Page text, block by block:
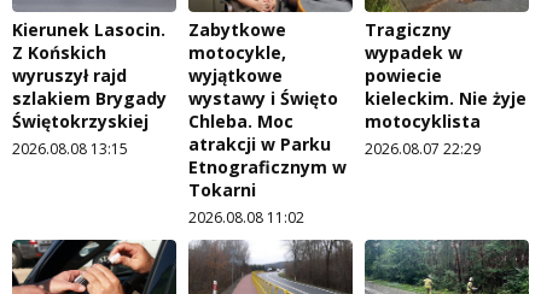
Kierunek Lasocin.
Z Końskich
wyruszył rajd
szlakiem Brygady
Świętokrzyskiej
2026.08.08 13:15
Zabytkowe
motocykle,
wyjątkowe
wystawy i Święto
Chleba. Moc
atrakcji w Parku
Etnograficznym w
Tokarni
2026.08.08 11:02
Tragiczny
wypadek w
powiecie
kieleckim. Nie żyje
motocyklista
2026.08.07 22:29